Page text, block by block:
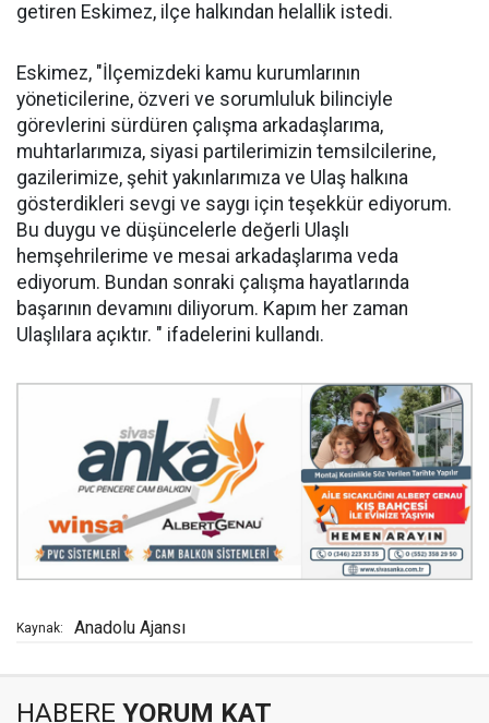
getiren Eskimez, ilçe halkından helallik istedi.
Eskimez, "İlçemizdeki kamu kurumlarının
yöneticilerine, özveri ve sorumluluk bilinciyle
görevlerini sürdüren çalışma arkadaşlarıma,
muhtarlarımıza, siyasi partilerimizin temsilcilerine,
gazilerimize, şehit yakınlarımıza ve Ulaş halkına
gösterdikleri sevgi ve saygı için teşekkür ediyorum.
Bu duygu ve düşüncelerle değerli Ulaşlı
hemşehrilerime ve mesai arkadaşlarıma veda
ediyorum. Bundan sonraki çalışma hayatlarında
başarının devamını diliyorum. Kapım her zaman
Ulaşlılara açıktır. " ifadelerini kullandı.
Kaynak: Anadolu Ajansı
HABERE YORUM KAT